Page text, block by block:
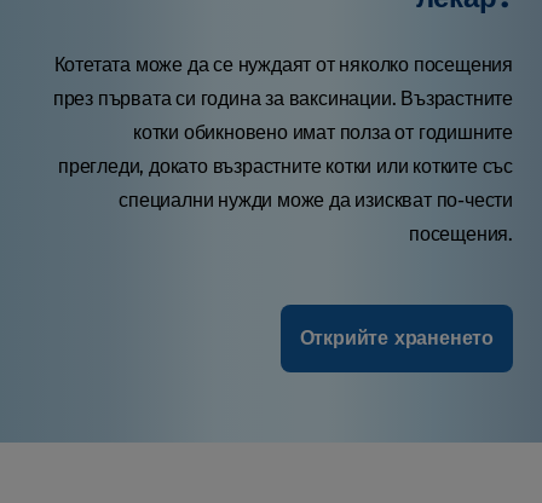
Котетата може да се нуждаят от няколко посещения
през първата си година за ваксинации. Възрастните
котки обикновено имат полза от годишните
прегледи, докато възрастните котки или котките със
специални нужди може да изискват по-чести
посещения.
Открийте храненето